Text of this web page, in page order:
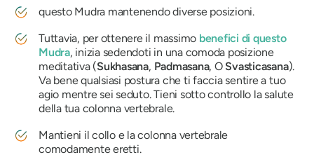
questo Mudra mantenendo diverse posizioni.
Tuttavia, per ottenere il massimo benefici di questo
Mudra, inizia sedendoti in una comoda posizione
meditativa (Sukhasana, Padmasana, O Svasticasana).
Va bene qualsiasi postura che ti faccia sentire a tuo
agio mentre sei seduto. Tieni sotto controllo la salute
della tua colonna vertebrale.
Mantieni il collo e la colonna vertebrale
comodamente eretti.